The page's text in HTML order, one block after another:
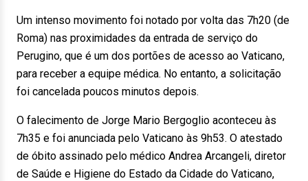
Um intenso movimento foi notado por volta das 7h20 (de
Roma) nas proximidades da entrada de serviço do
Perugino, que é um dos portões de acesso ao Vaticano,
para receber a equipe médica. No entanto, a solicitação
foi cancelada poucos minutos depois.
O falecimento de Jorge Mario Bergoglio aconteceu às
7h35 e foi anunciada pelo Vaticano às 9h53. O atestado
de óbito assinado pelo médico Andrea Arcangeli, diretor
de Saúde e Higiene do Estado da Cidade do Vaticano,